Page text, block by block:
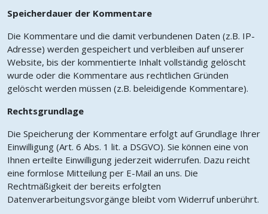
Speicherdauer der Kommentare
Die Kommentare und die damit verbundenen Daten (z.B. IP-
Adresse) werden gespeichert und verbleiben auf unserer
Website, bis der kommentierte Inhalt vollständig gelöscht
wurde oder die Kommentare aus rechtlichen Gründen
gelöscht werden müssen (z.B. beleidigende Kommentare).
Rechtsgrundlage
Die Speicherung der Kommentare erfolgt auf Grundlage Ihrer
Einwilligung (Art. 6 Abs. 1 lit. a DSGVO). Sie können eine von
Ihnen erteilte Einwilligung jederzeit widerrufen. Dazu reicht
eine formlose Mitteilung per E-Mail an uns. Die
Rechtmäßigkeit der bereits erfolgten
Datenverarbeitungsvorgänge bleibt vom Widerruf unberührt.